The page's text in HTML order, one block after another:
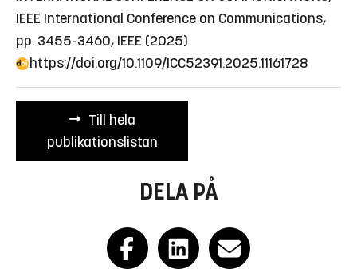
IEEE International Conference on Communications,
pp. 3455-3460, IEEE (2025)
https://doi.org/10.1109/ICC52391.2025.11161728
Till hela
publikationslistan
DELA PÅ